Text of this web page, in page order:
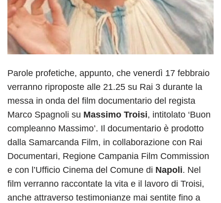
Parole profetiche, appunto, che venerdì 17 febbraio
verranno riproposte alle 21.25 su Rai 3 durante la
messa in onda del film documentario del regista
Marco Spagnoli su Massimo Troisi, intitolato ‘Buon
compleanno Massimo’. Il documentario è prodotto
dalla Samarcanda Film, in collaborazione con Rai
Documentari, Regione Campania Film Commission
e con l’Ufficio Cinema del Comune di Napoli. Nel
film verranno raccontate la vita e il lavoro di Troisi,
anche attraverso testimonianze mai sentite fino a